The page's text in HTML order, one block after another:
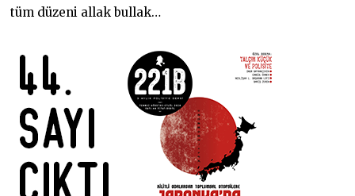
tüm düzeni allak bullak…